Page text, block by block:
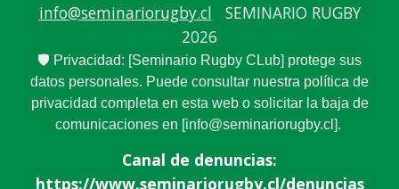
info@seminariorugby.cl SEMINARIO RUGBY
2026
🛡️ Privacidad: [Seminario Rugby CLub] protege sus
datos personales. Puede consultar nuestra política de
privacidad completa en esta web o solicitar la baja de
comunicaciones en [info@seminariorugby.cl].
Canal de denuncias:
https://www.seminariorugby.cl/denuncias